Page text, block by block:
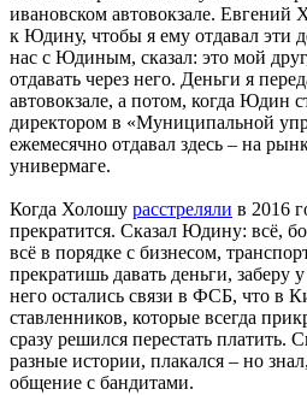
ивановском автовокзале. Евгений
к Юдину, чтобы я ему отдавал эти
нас с Юдиным, сказал: это мой
отдавать через него. Деньги я
автовокзале, а потом, когда Юдин
директором в «Муниципальной
ежемесячно отдавал здесь – на
универмаге.
Когда Холошу расстреляли в 2016
прекратится. Сказал Юдину: всё,
всё в порядке с бизнесом,
прекратишь давать деньги, заберу
него остались связи в ФСБ, что в
ставленников, которые всегда
сразу решился перестать
разные истории, плакался – но
общение с бандитами.